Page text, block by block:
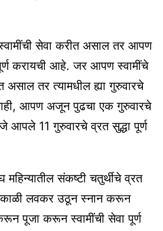
सेवा करीत असाल तर आपण
करायची आहे. जर आपण स्वामींचे
असाल तर त्यामधील ह्या गुरुवारचे
आपण अजून पुढचा एक गुरुवारचे
11 गुरुवारचे व्रत सुद्धा पूर्ण
संकष्टी चतुर्थीचे व्रत
लवकर उठून स्नान करून
पूजा करून स्वामींची सेवा पूर्ण